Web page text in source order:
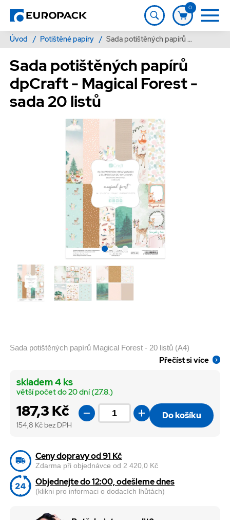
0
Úvod / Potištěné papíry / Sada potištěných papírů dpCraft - Magical Forest - sada 20 listů
Sada potištěných papírů
dpCraft - Magical Forest -
sada 20 listů
Sada potištěných papírů Magical Forest - 20 listů (A4)
Přečíst si více
187,3 Kč
154,8 Kč bez DPH
skladem 4 ks
větší počet do 20 dní (27.8.)
Do košíku
Ceny dopravy od 91 Kč
Zdarma při objednávce od 2 420,0 Kč
Objednejte do 12:00, odešleme dnes
(klikni pro informaci o dodacích lhůtách)